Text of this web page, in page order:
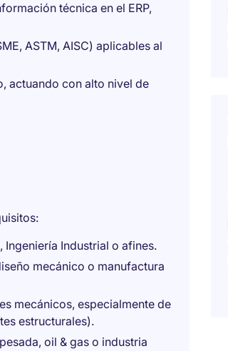
técnica en el ERP,
ASTM, AISC) aplicables al
actuando con alto nivel de
Ingeniería Industrial o afines.
mecánico o manufactura
mecánicos, especialmente de
estructurales).
oil & gas o industria